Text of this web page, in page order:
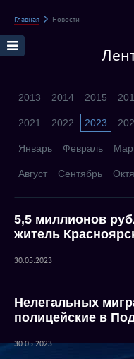
Главная Новости
2013 2014 2015
2021 2022 2023
Январь Февраль
Август Сентябрь
5,5 миллионов
житель
30.05.2023
Нелегальных
полицейские в
30.05.2023